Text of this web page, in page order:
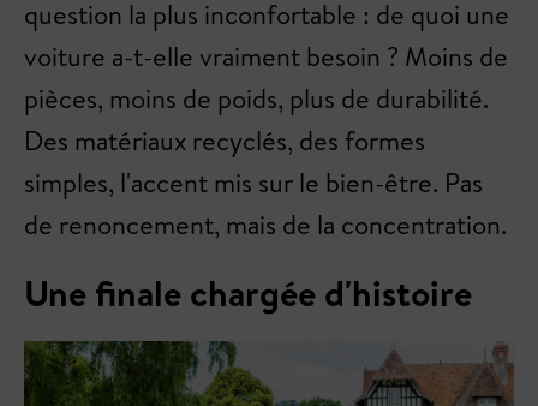
question la plus inconfortable : de quoi une
voiture a-t-elle vraiment besoin ? Moins de
pièces, moins de poids, plus de durabilité.
Des matériaux recyclés, des formes
simples, l'accent mis sur le bien-être. Pas
de renoncement, mais de la concentration.
Une finale chargée d'histoire